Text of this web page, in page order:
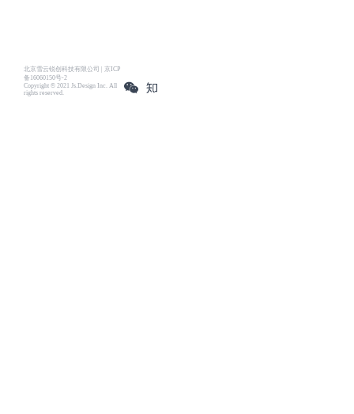
北京雪云锐创科技有限公司 | 京ICP
备16060150号-2
Copyright © 2021 Js.Design Inc. All
rights reserved.